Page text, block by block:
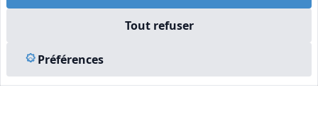
Tout refuser
Préférences
EN SAVOIR PLUS
Vu à la Télé
Plan du site